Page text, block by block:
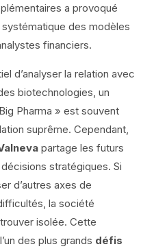
a provoqué
des modèles
financiers.
d’analyser la relation avec
biotechnologies, un
Pharma » est souvent
suprême. Cependant,
partage les futurs
stratégiques. Si
d’autres axes de
la société
isolée. Cette
des plus grands défis